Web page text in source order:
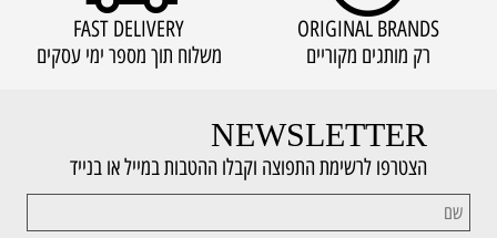
ORIGINAL BRANDS
רק מותגים מקוריים
FAST DELIVERY
משלוח תוך מספר ימי עסקים
NEWSLETTER
הצטרפו לרשימת התפוצה וקבלו ההטבות במייל או בנייד